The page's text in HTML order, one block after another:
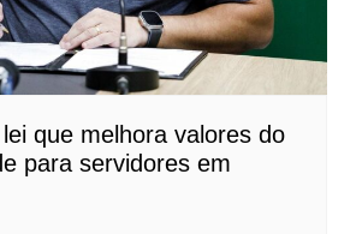
que melhora valores do
para servidores em